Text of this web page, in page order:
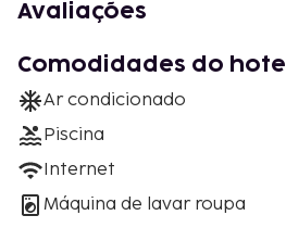
Avaliações
Comodidades do hotel
Ar condicionado
Piscina
Internet
Máquina de lavar roupa